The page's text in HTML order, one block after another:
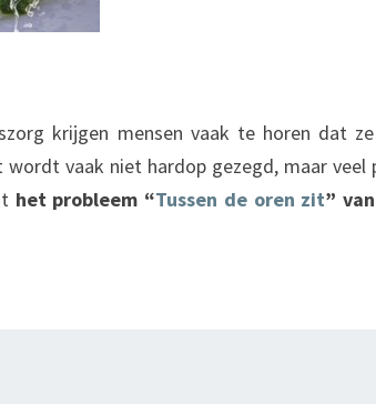
krijgen mensen vaak te horen dat
wordt vaak niet hardop gezegd, maar
het probleem “Tussen de oren zit”